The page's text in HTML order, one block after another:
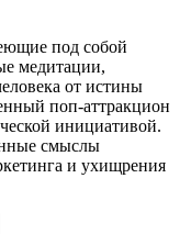
под собой
медитации,
от истины
поп-аттракцион
инициативой.
смыслы
и ухищрения